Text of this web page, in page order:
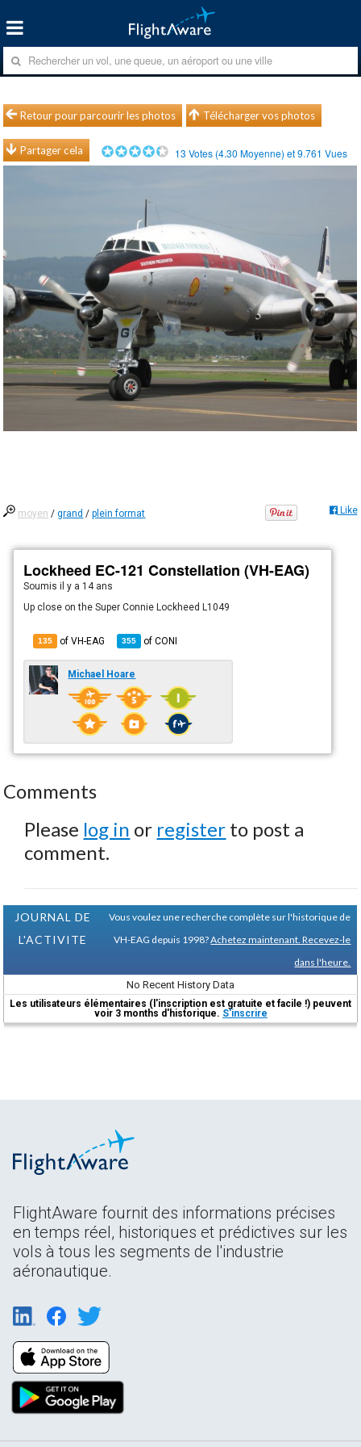
Retour pour parcourir les photos Télécharger vos photos
Partager cela 13 Votes (4.30 Moyenne) et9.761 Vues
moyen /grand /plein format Like
Lockheed EC-121 Constellation (VH-EAG)
Soumisil y a 14 ans
Up close on the Super Connie Lockheed L1049
135 of VH-EAG 355 ofCONI
Michael Hoare
Comments
Please log in or register to post a
comment.
JOURNAL DE
L'ACTIVITE
Vous voulez une recherche complète sur l'historique de
VH-EAG depuis 1998?Achetez maintenant. Recevez-le
dans l'heure.
No Recent History Data
Les utilisateurs élémentaires (l'inscription est gratuite et facile !) peuvent
voir 3 months d'historique. S'inscrire
FlightAware fournit des informations précises
en temps réel, historiques et prédictives sur les
vols à tous les segments de l'industrie
aéronautique.